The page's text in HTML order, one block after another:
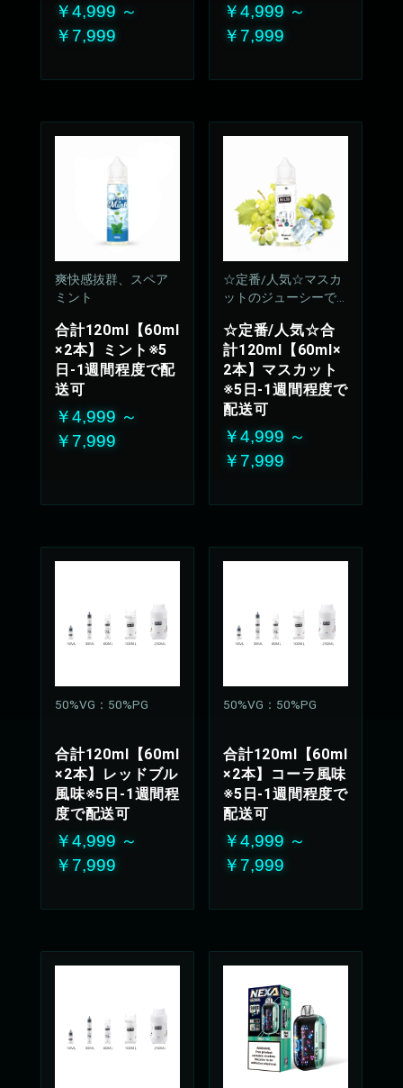
￥4,999 ～
￥7,999
￥4,999 ～
￥7,999
爽快感抜群、スペア
ミント
合計120ml【60ml
×2本】ミント※5
日-1週間程度で配
送可
￥4,999 ～
￥7,999
☆定番/人気☆マスカ
ットのジューシーで
広がります
50%VG：50%PG
☆定番/人気☆合
計120ml【60ml×
2本】マスカット
※5日-1週間程度で
配送可
￥4,999 ～
￥7,999
50%VG：50%PG
合計120ml【60ml
×2本】レッドブル
風味※5日-1週間程
度で配送可
￥4,999 ～
￥7,999
50%VG：50%PG
合計120ml【60ml
×2本】コーラ風味
※5日-1週間程度で
配送可
￥4,999 ～
￥7,999